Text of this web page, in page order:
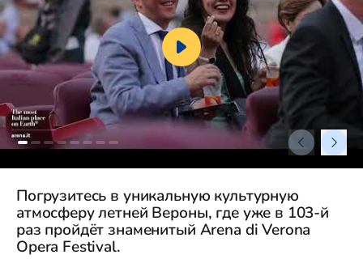
Подарочная карта Estravel
Reisikaubad.ee
Airalo eSIM
Бонусные пункты, Золотая карточка, Platinum
Club...
Золотая карточка
Platinum Club
Бонусные пункты
О нас
О компании, контакты, наши консультанты,
новости...
О компании
Наши консультанты
Приходите на работу
Погрузитесь в уникальную культурную
атмосферу летней Вероны, где уже в 103-й
раз пройдёт знаменитый Arena di Verona
Opera Festival.